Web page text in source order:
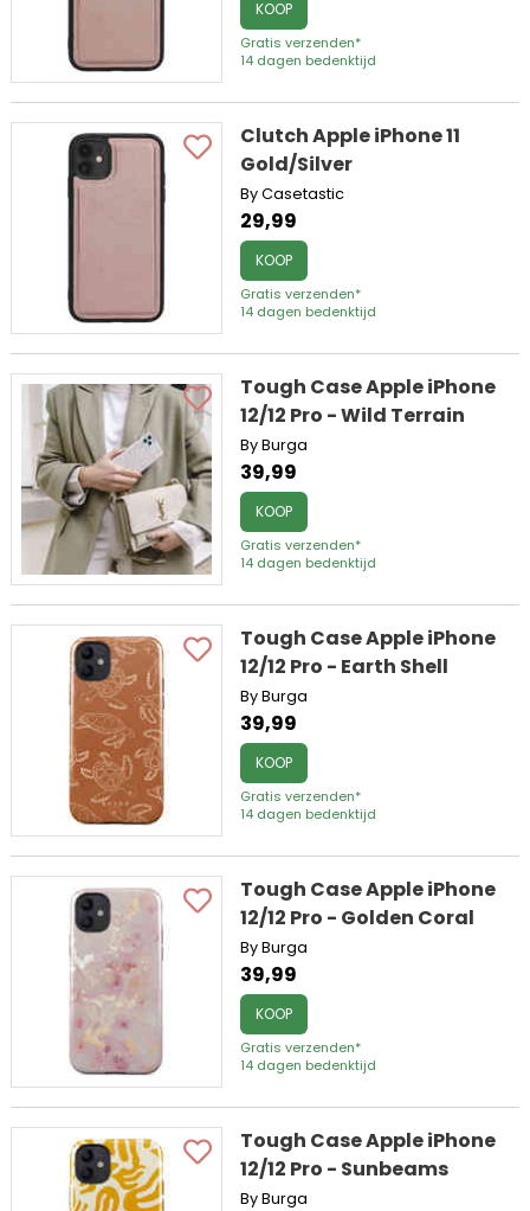
KOOP
Gratis verzenden*
14 dagen bedenktijd
Clutch Apple iPhone 11
Gold/Silver
By Casetastic
29,99
KOOP
Gratis verzenden*
14 dagen bedenktijd
Tough Case Apple iPhone
12/12 Pro - Wild Terrain
By Burga
39,99
KOOP
Gratis verzenden*
14 dagen bedenktijd
Tough Case Apple iPhone
12/12 Pro - Earth Shell
By Burga
39,99
KOOP
Gratis verzenden*
14 dagen bedenktijd
Tough Case Apple iPhone
12/12 Pro - Golden Coral
By Burga
39,99
KOOP
Gratis verzenden*
14 dagen bedenktijd
Tough Case Apple iPhone
12/12 Pro - Sunbeams
By Burga